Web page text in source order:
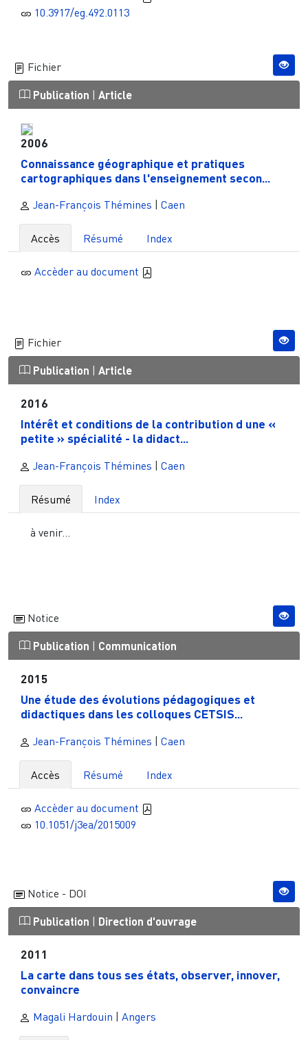
10.3917/eg.492.0113
Fichier
Publication | Article
2006
Connaissance géographique et pratiques
cartographiques dans l'enseignement secon...
Jean-François Thémines Caen
Accès Résumé Index
Accèder au document
Fichier
Publication | Article
2016
Intérêt et conditions de la contribution d une «
petite » spécialité - la didact...
Jean-François Thémines | Caen
Résumé Index
à venir...
Notice
Publication | Communication
2015
Une étude des évolutions pédagogiques et
didactiques dans les colloques CETSIS...
Jean-François Thémines | Caen
Accès Résumé Index
Accèder au document
10.1051/j3ea/2015009
Notice - DOI
Publication | Direction d'ouvrage
2011
La carte dans tous ses états, observer, innover,
convaincre
Magali Hardouin | Angers